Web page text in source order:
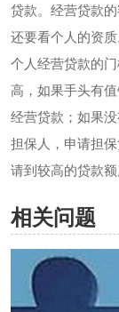
贷款。经营贷款
还要看个人的资质
个人经营贷款的
高，如果手头有
经营贷款；如果
担保人，申请担
请到较高的贷款额
相关问题